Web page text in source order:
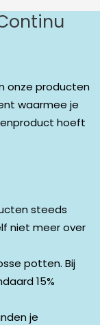
onze producten
waarmee je
hoeft
steeds
niet meer over
potten. Bij
15%
je